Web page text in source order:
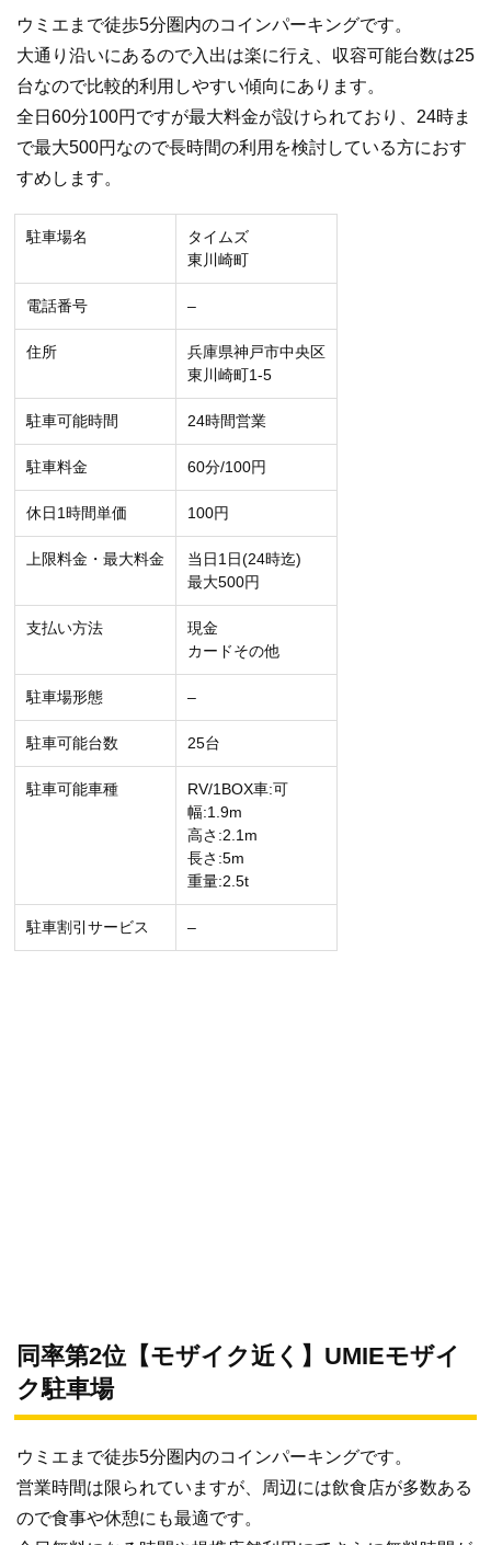
ウミエまで徒歩5分圏内のコインパーキングです。
大通り沿いにあるので入出は楽に行え、収容可能台数は25
台なので比較的利用しやすい傾向にあります。
全日60分100円ですが最大料金が設けられており、24時ま
で最大500円なので長時間の利用を検討している方におす
すめします。
駐車場名
タイムズ
東川崎町
電話番号 –
住所
兵庫県神戸市中央区
東川崎町1-5
駐車可能時間 24時間営業
駐車料金 60分/100円
休日1時間単価 100円
上限料金・最大料金
当日1日(24時迄)
最大500円
支払い方法
現金
カードその他
駐車場形態 –
駐車可能台数 25台
駐車可能車種
RV/1BOX車:可
幅:1.9m
高さ:2.1m
長さ:5m
重量:2.5t
駐車割引サービス –
同率第2位【モザイク近く】UMIEモザイ
ク駐車場
ウミエまで徒歩5分圏内のコインパーキングです。
営業時間は限られていますが、周辺には飲食店が多数ある
ので食事や休憩にも最適です。